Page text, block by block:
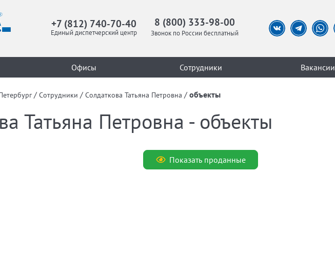
+7 (812) 740-70-40
Единый диспетчерский центр
8 (800) 333-98-00
Звонок по России бесплатный
Офисы Сотрудники Вакансии
/ Сотрудники / Солдаткова Татьяна Петровна / объекты
Татьяна Петровна - объекты
Показать проданные